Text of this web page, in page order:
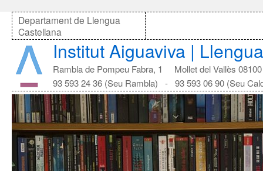
Departament de Llengua
Castellana
Institut Aiguaviva |
Rambla de Pompeu Fabra, 1 Mollet del Vallès 08100
93 593 24 36 (Seu Rambla) - 93 593 06 90 (Seu